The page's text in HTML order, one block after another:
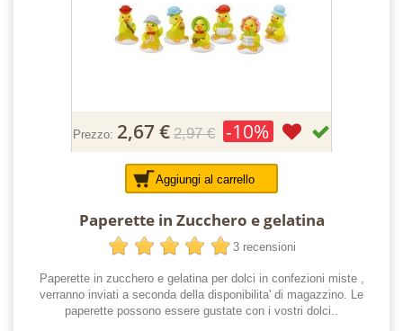
Prezzo: 2,67 € 2,97 € -10%
Aggiungi al carrello
Paperette in Zucchero e gelatina
3 recensioni
Paperette in zucchero e gelatina per dolci in confezioni miste ,
verranno inviati a seconda della disponibilita' di magazzino. Le
paperette possono essere gustate con i vostri dolci..